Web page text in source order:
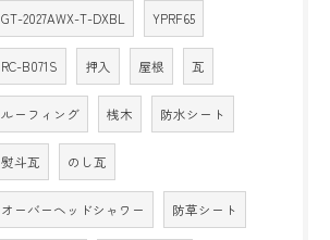
GT-2027AWX-T-DXBL YPRF65
RC-B071S 押入 屋根 瓦
ルーフィング 桟木 防水シート
熨斗瓦 のし瓦
オーバーヘッドシャワー 防草シート